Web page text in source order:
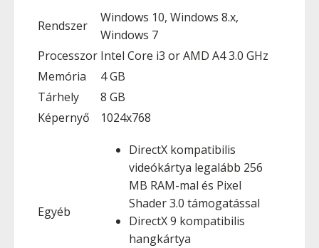
Rendszer
Windows 10, Windows 8.x,
Windows 7
Processzor Intel Core i3 or AMD A4 3.0 GHz
Memória
4 GB
Tárhely
8 GB
Képernyő
1024x768
Egyéb
DirectX kompatibilis
videókártya legalább 256
MB RAM-mal és Pixel
Shader 3.0 támogatással
DirectX 9 kompatibilis
hangkártya